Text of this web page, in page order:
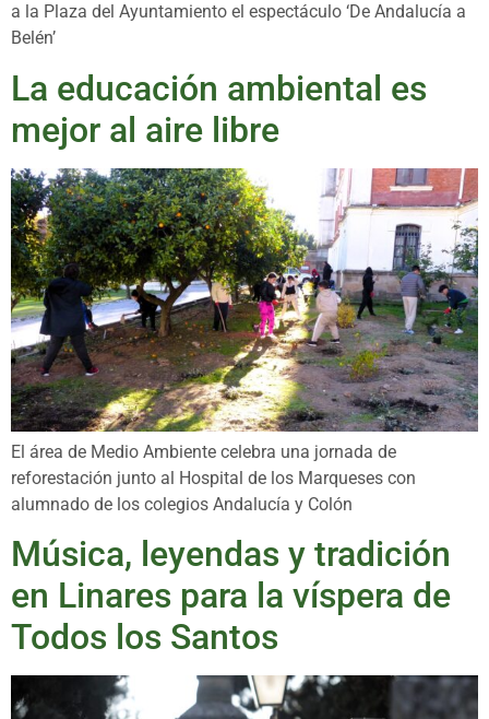
a la Plaza del Ayuntamiento el espectáculo ‘De Andalucía a
Belén’
La educación ambiental es
mejor al aire libre
El área de Medio Ambiente celebra una jornada de
reforestación junto al Hospital de los Marqueses con
alumnado de los colegios Andalucía y Colón
Música, leyendas y tradición
en Linares para la víspera de
Todos los Santos